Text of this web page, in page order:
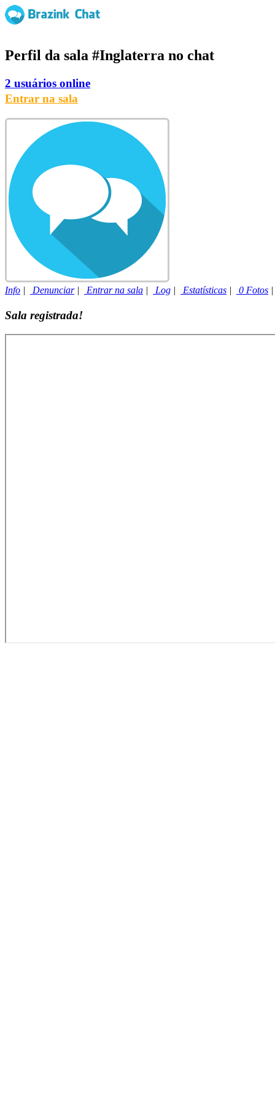
Perfil da sala #Inglaterra no chat
2 usuários online
Entrar na sala
Info | Denunciar| Entrar na sala | Log | Estatísticas | 0 Fotos
Sala registrada!